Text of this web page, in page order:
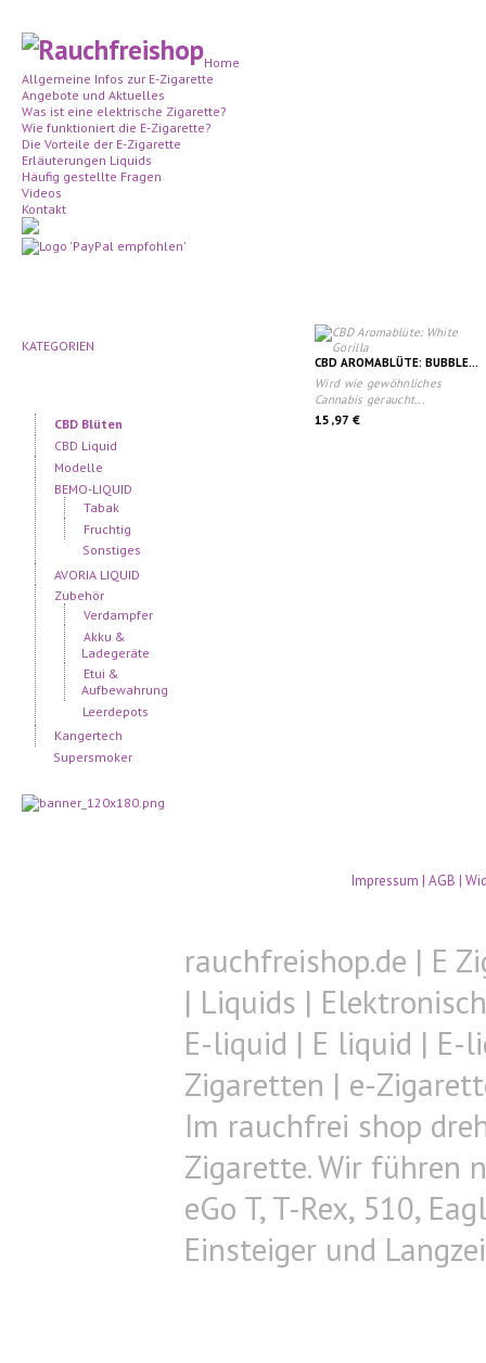
Home
Allgemeine Infos zur E-Zigarette
Angebote und Aktuelles
Was ist eine elektrische Zigarette?
Wie funktioniert die E-Zigarette?
Die Vorteile der E-Zigarette
Erläuterungen Liquids
Häufig gestellte Fragen
Videos
Kontakt
CBD AROMABLÜTE: BUBBLE...
Wird wie gewöhnliches
Cannabis geraucht...
15,97 €
KATEGORIEN
CBD Blüten
CBD Liquid
Modelle
BEMO-LIQUID
Tabak
Fruchtig
Sonstiges
AVORIA LIQUID
Zubehör
Verdampfer
Akku &
Ladegeräte
Etui &
Aufbewahrung
Leerdepots
Kangertech
Supersmoker
Impressum | AGB |
rauchfreishop.de | E
| Liquids |
E-liquid | E liquid | E-
Zigaretten | e-
Im rauchfrei shop
Zigarette. Wir führen
eGo T, T-Rex, 510,
Einsteiger und